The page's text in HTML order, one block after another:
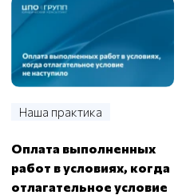
Наша практика
Оплата выполненных
работ в условиях, когда
отлагательное условие